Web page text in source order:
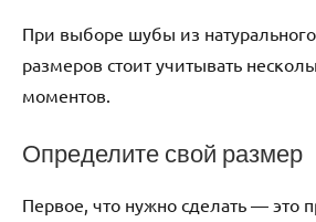
При выборе шубы из
размеров стоит учитывать
моментов.
Определите свой размер
Первое, что нужно сделать — это